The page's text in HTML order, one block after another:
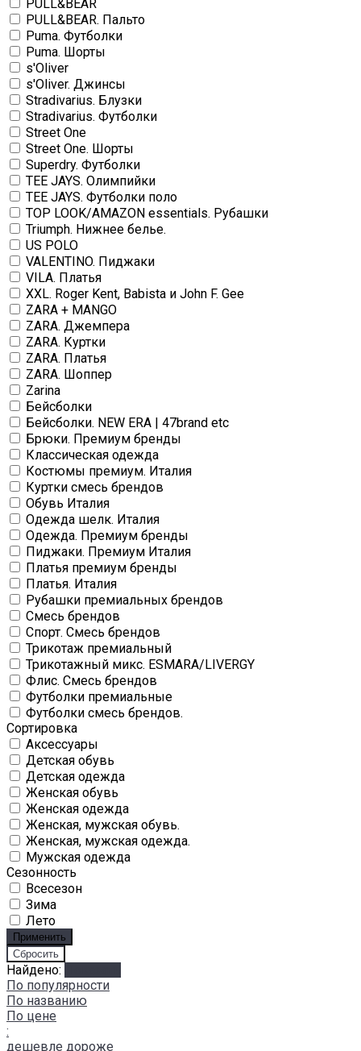
PULL&BEAR
PULL&BEAR. Пальто
Puma. Футболки
Puma. Шорты
s'Oliver
s'Oliver. Джинсы
Stradivarius. Блузки
Stradivarius. Футболки
Street One
Street One. Шорты
Superdry. Футболки
TEE JAYS. Олимпийки
TEE JAYS. Футболки поло
TOP LOOK/AMAZON essentials. Рубашки
Triumph. Нижнее белье.
US POLO
VALENTINO. Пиджаки
VILA. Платья
XXL. Roger Kent, Babista и John F. Gee
ZARA + MANGO
ZARA. Джемпера
ZARA. Куртки
ZARA. Платья
ZARA. Шоппер
Zarina
Бейсболки
Бейсболки. NEW ERA | 47brand etc
Брюки. Премиум бренды
Классическая одежда
Костюмы премиум. Италия
Куртки смесь брендов
Обувь Италия
Одежда шелк. Италия
Одежда. Премиум бренды
Пиджаки. Премиум Италия
Платья премиум бренды
Платья. Италия
Рубашки премиальных брендов
Смесь брендов
Спорт. Смесь брендов
Трикотаж премиальный
Трикотажный микс. ESMARA/LIVERGY
Флис. Смесь брендов
Футболки премиальные
Футболки смесь брендов.
Сортировка
Аксессуары
Детская обувь
Детская одежда
Женская обувь
Женская одежда
Женская, мужская обувь.
Женская, мужская одежда.
Мужская одежда
Сезонность
Всесезон
Зима
Лето
Найдено:
По популярности
По названию
По цене
:
дешевле дороже